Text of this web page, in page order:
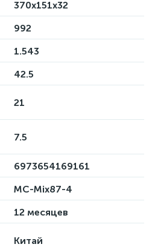
370х151х32
992
1.543
42.5
21
7.5
6973654169161
MC-Mix87-4
12 месяцев
Китай